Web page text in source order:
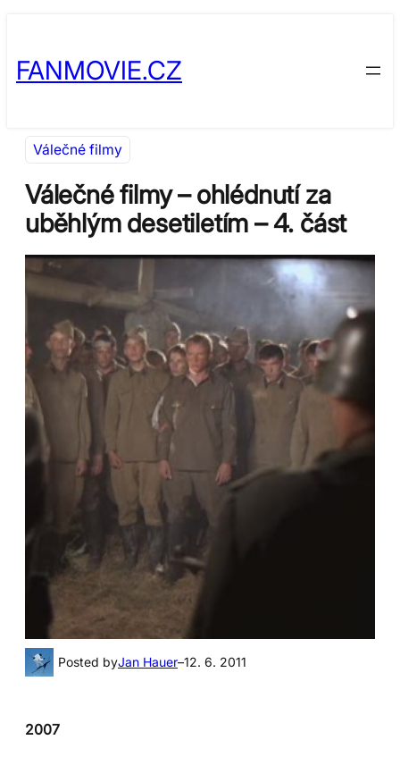
obsah
content
FANMOVIE.CZ
Válečné filmy
Válečné filmy – ohlédnutí za
uběhlým desetiletím – 4. část
Posted byJan Hauer–12. 6. 2011
2007